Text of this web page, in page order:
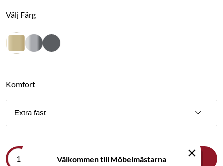
Välkommen till Möbelmästarna
×
Välj Färg
Komfort
Extra fast
LÄGG I VARUKORGEN